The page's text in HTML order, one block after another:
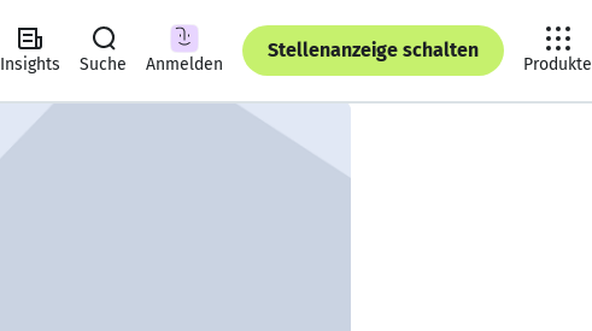
Insights Suche Anmelden
Stellenanzeige schalten
Produkte